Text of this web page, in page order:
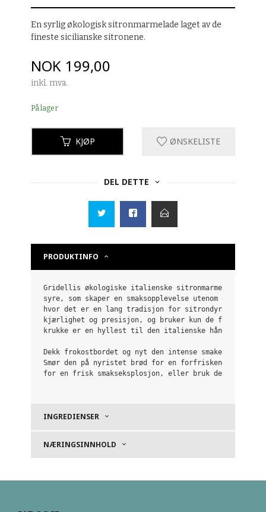
En syrlig økologisk sitronmarmelade laget av de
fineste sicilianske sitronene.
Pris
NOK 199,00
inkl. mva.
På lager
KJØP ØNSKELISTE
DEL DETTE
PRODUKTINFO
Gridellis økologiske italienske sitronmarmelade er en
syre, som skaper en smaksopplevelse utenom det
hvor det er en lang tradisjon for sitrondyrking.
kjærlighet og presisjon, og bruker kun de fineste
krukke er en hyllest til den italienske
Dekk frokostbordet og nyt den intense smaken av
Smør den på nyristet brød for en forfriskende start
for en frisk smakseksplosjon, eller bruk den i
INGREDIENSER
NÆRINGSINNHOLD